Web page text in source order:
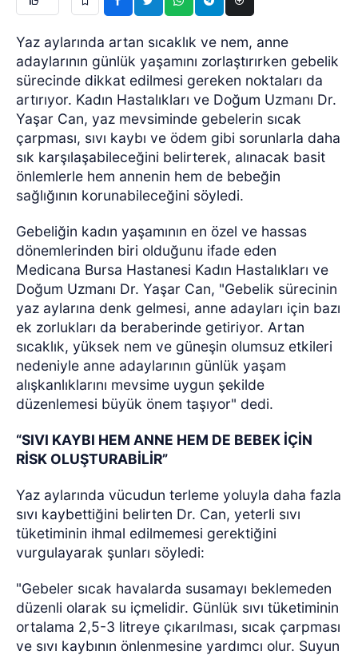
Yaz aylarında artan sıcaklık ve nem, anne
adaylarının günlük yaşamını zorlaştırırken gebelik
sürecinde dikkat edilmesi gereken noktaları da
artırıyor. Kadın Hastalıkları ve Doğum Uzmanı Dr.
Yaşar Can, yaz mevsiminde gebelerin sıcak
çarpması, sıvı kaybı ve ödem gibi sorunlarla daha
sık karşılaşabileceğini belirterek, alınacak basit
önlemlerle hem annenin hem de bebeğin
sağlığının korunabileceğini söyledi.
Gebeliğin kadın yaşamının en özel ve hassas
dönemlerinden biri olduğunu ifade eden
Medicana Bursa Hastanesi Kadın Hastalıkları ve
Doğum Uzmanı Dr. Yaşar Can, "Gebelik sürecinin
yaz aylarına denk gelmesi, anne adayları için bazı
ek zorlukları da beraberinde getiriyor. Artan
sıcaklık, yüksek nem ve güneşin olumsuz etkileri
nedeniyle anne adaylarının günlük yaşam
alışkanlıklarını mevsime uygun şekilde
düzenlemesi büyük önem taşıyor" dedi.
“SIVI KAYBI HEM ANNE HEM DE BEBEK İÇİN
RİSK OLUŞTURABİLİR”
Yaz aylarında vücudun terleme yoluyla daha fazla
sıvı kaybettiğini belirten Dr. Can, yeterli sıvı
tüketiminin ihmal edilmemesi gerektiğini
vurgulayarak şunları söyledi:
"Gebeler sıcak havalarda susamayı beklemeden
düzenli olarak su içmelidir. Günlük sıvı tüketiminin
ortalama 2,5-3 litreye çıkarılması, sıcak çarpması
ve sıvı kaybının önlenmesine yardımcı olur. Suyun